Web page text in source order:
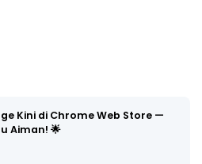
Kini di Chrome Web Store —
Aiman! 🌟